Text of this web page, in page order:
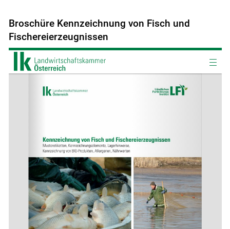
Skip to main content
Broschüre Kennzeichnung von Fisch und
Fischereierzeugnissen